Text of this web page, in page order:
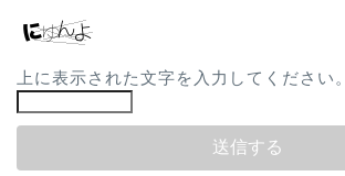
上に表示された文字を入力してください。